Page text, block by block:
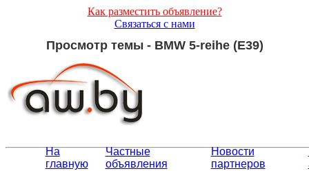
Как разместить объявление?
Связаться с нами
Просмотр темы - BMW 5-reihe (E39)
На
главную
Частные
объявления
Новости
партнеров